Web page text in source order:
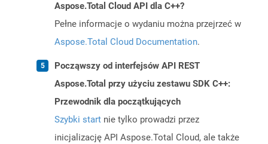
Aspose.Total Cloud API dla C++?
Pełne informacje o wydaniu można przejrzeć w
Aspose.Total Cloud Documentation.
Począwszy od interfejsów API REST
Aspose.Total przy użyciu zestawu SDK C++:
Przewodnik dla początkujących
Szybki start nie tylko prowadzi przez
inicjalizację API Aspose.Total Cloud, ale także